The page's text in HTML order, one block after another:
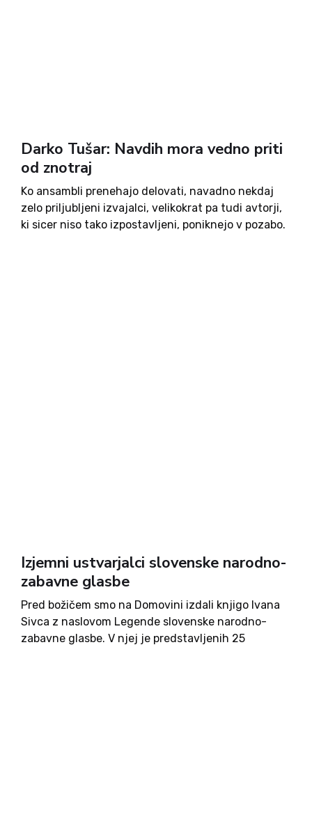
Darko Tušar: Navdih mora vedno priti
od znotraj
Ko ansambli prenehajo delovati, navadno nekdaj
zelo priljubljeni izvajalci, velikokrat pa tudi avtorji,
ki sicer niso tako izpostavljeni, poniknejo v pozabo.
Izjemni ustvarjalci slovenske narodno-
zabavne glasbe
Pred božičem smo na Domovini izdali knjigo Ivana
Sivca z naslovom Legende slovenske narodno-
zabavne glasbe. V njej je predstavljenih 25